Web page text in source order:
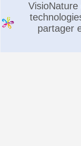
partager